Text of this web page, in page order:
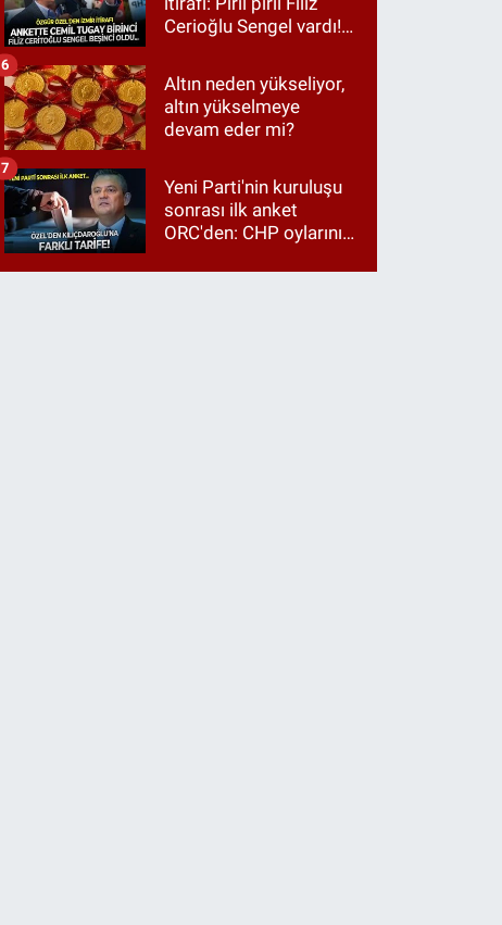
Cerioğlu Sengel vardı!
Tugay birinci çıktı
Altın neden yükseliyor,
altın yükselmeye
devam eder mi?
6
Yeni Parti'nin kuruluşu
sonrası ilk anket
ORC'den: CHP oylarının
üçte biri Kılıçdaroğlu'na
7